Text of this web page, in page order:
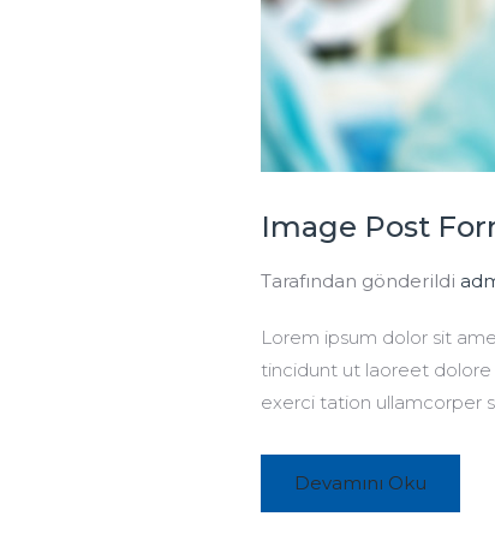
Image Post
Tarafından gönderildi
Lorem ipsum dolor sit
tincidunt ut laoreet dolore
exerci tation ullamcorper
Devamını Oku